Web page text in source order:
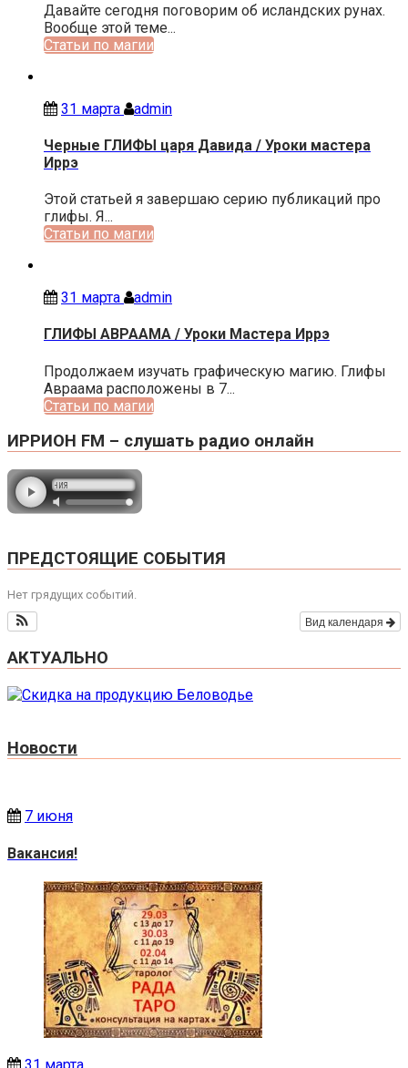
Давайте сегодня поговорим об исландских рунах.
Вообще этой теме...
Статьи по магии
31 марта admin
Черные ГЛИФЫ царя Давида / Уроки мастера
Иррэ
Этой статьей я завершаю серию публикаций про
глифы. Я...
Статьи по магии
31 марта admin
ГЛИФЫ АВРААМА / Уроки Мастера Иррэ
Продолжаем изучать графическую магию. Глифы
Авраама расположены в 7...
Статьи по магии
ИРРИОН FM – слушать радио онлайн
ПРЕДСТОЯЩИЕ СОБЫТИЯ
Нет грядущих событий.
Вид календаря
АКТУАЛЬНО
Новости
7 июня
Вакансия!